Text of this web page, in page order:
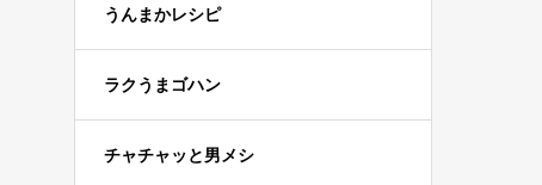
うんまかレシピ
ラクうまゴハン
チャチャッと男メシ